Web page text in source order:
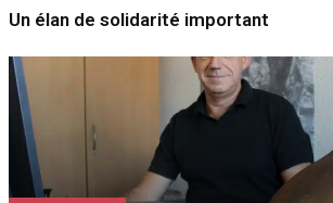
Un élan de solidarité important